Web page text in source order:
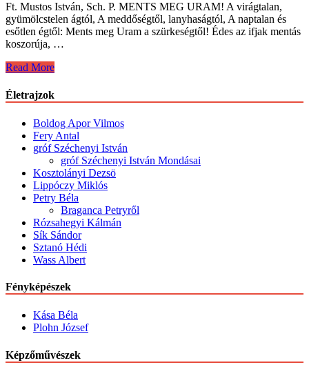
Ft. Mustos István, Sch. P. MENTS MEG URAM! A virágtalan,
gyümölcstelen ágtól, A meddőségtől, lanyhaságtól, A naptalan és
esőtlen égtől: Ments meg Uram a szürkeségtől! Édes az ifjak mentás
koszorúja, …
Sík
–
Költő
1963)
Read More
Életrajzok
Boldog Apor Vilmos
Fery Antal
gróf Széchenyi István
gróf Széchenyi István Mondásai
Kosztolányi Dezsö
Lippóczy Miklós
Petry Béla
Braganca Petryről
Rózsahegyi Kálmán
Sík Sándor
Sztanó Hédi
Wass Albert
Fényképészek
Kása Béla
Plohn József
Képzőművészek